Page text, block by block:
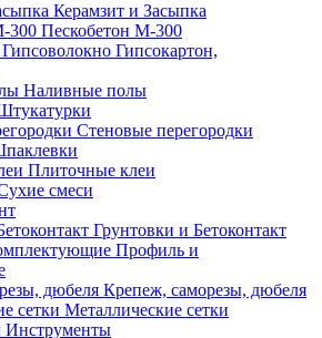
Керамзит и Засыпка
Пескобетон М-300
Гипсокартон,
Наливные полы
Стеновые перегородки
Плиточные клеи
смеси
Грунтовки и Бетоконтакт
Профиль и
Крепеж, саморезы, дюбеля
Металлические сетки
Инструменты